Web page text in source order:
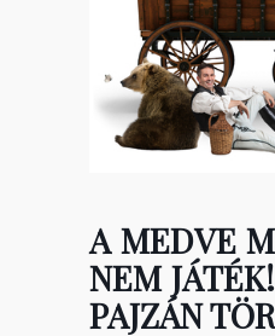
A MEDVE
NEM
PAJZÁN